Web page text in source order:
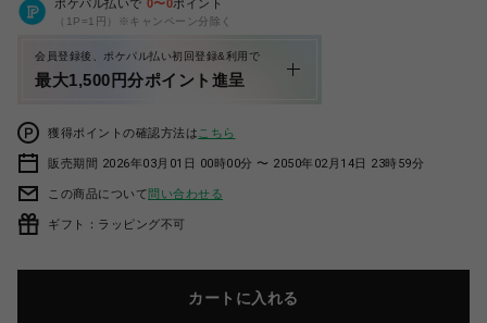
ポケパル払いで 0〜0ポイント
（1P=1円）※キャンペーン分除く
会員登録後、ポケパル払い初回登録&利用で
最大1,500円分ポイント進呈
獲得ポイントの確認方法は こちら
販売期間 2026年03月01日 00時00分 〜 2050年02月14日 23時59分
この商品について問い合わせる
ギフト：ラッピング不可
カートに入れる